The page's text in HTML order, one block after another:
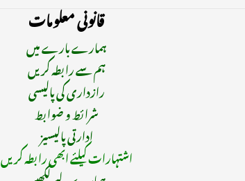
قانونی معلومات
ہمارے بارے میں
ہم سے رابطہ کریں
رازداری کی پالیسی
شرائط و ضوابط
ادارتی پالیسیز
اشتہارات کیلئے ابھی رابطہ کریں